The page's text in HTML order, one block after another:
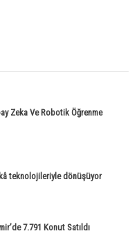
Zeka Ve Robotik Öğrenme
teknolojileriyle dönüşüyor
7.791 Konut Satıldı